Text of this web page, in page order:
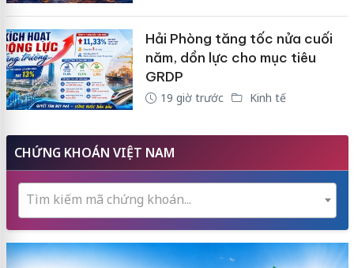
Hải Phòng tăng tốc nửa cuối
năm, dồn lực cho mục tiêu
GRDP
19 giờ trước Kinh tế
CHỨNG KHOÁN VIỆT NAM
Tìm kiếm mã chứng khoán...